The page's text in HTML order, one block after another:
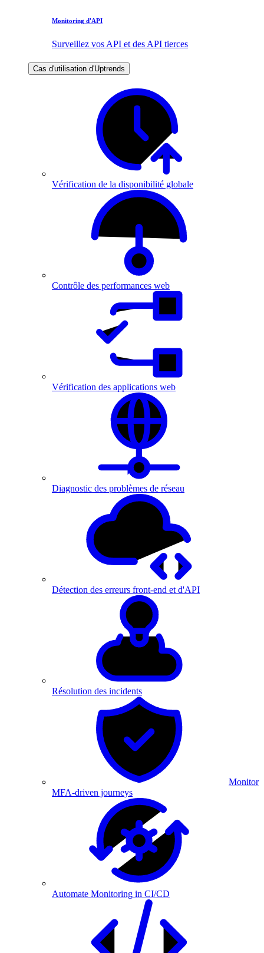
Monitoring d'API
Surveillez vos API et des API tierces
Cas d'utilisation d'Uptrends
Vérification de la disponibilité globale
Contrôle des performances web
Vérification des applications web
Diagnostic des problèmes de réseau
Détection des erreurs front-end et d'API
Résolution des incidents
Monitor
MFA-driven journeys
Automate Monitoring in CI/CD